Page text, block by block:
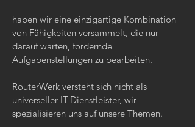
haben wir eine einzigartige Kombination
von Fähigkeiten versammelt, die nur
darauf warten, fordernde
Aufgabenstellungen zu bearbeiten.
RouterWerk versteht sich nicht als
universeller IT-Dienstleister, wir
spezialisieren uns auf unsere Themen.